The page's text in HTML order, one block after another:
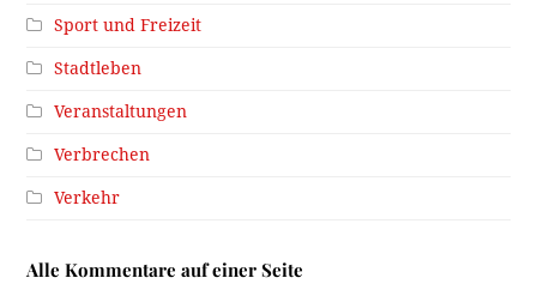
Sport und Freizeit
Stadtleben
Veranstaltungen
Verbrechen
Verkehr
Alle Kommentare auf einer Seite